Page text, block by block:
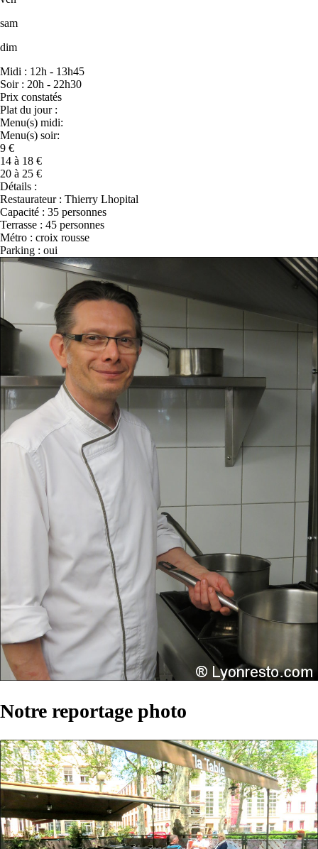
sam
dim
Midi : 12h - 13h45
Soir : 20h - 22h30
Prix constatés
Plat du jour :
Menu(s) midi:
Menu(s) soir:
9 €
14 à 18 €
20 à 25 €
Détails :
Restaurateur : Thierry Lhopital
Capacité : 35 personnes
Terrasse : 45 personnes
Métro : croix rousse
Parking : oui
Notre reportage photo